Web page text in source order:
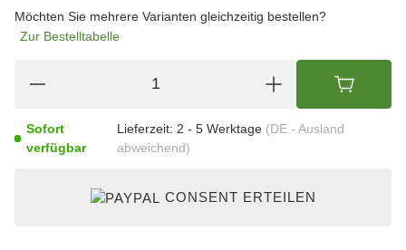
Möchten Sie mehrere Varianten gleichzeitig bestellen?
Zur Bestelltabelle
Sofort
verfügbar
Lieferzeit: 2 - 5 Werktage (DE - Ausland
abweichend)
CONSENT ERTEILEN